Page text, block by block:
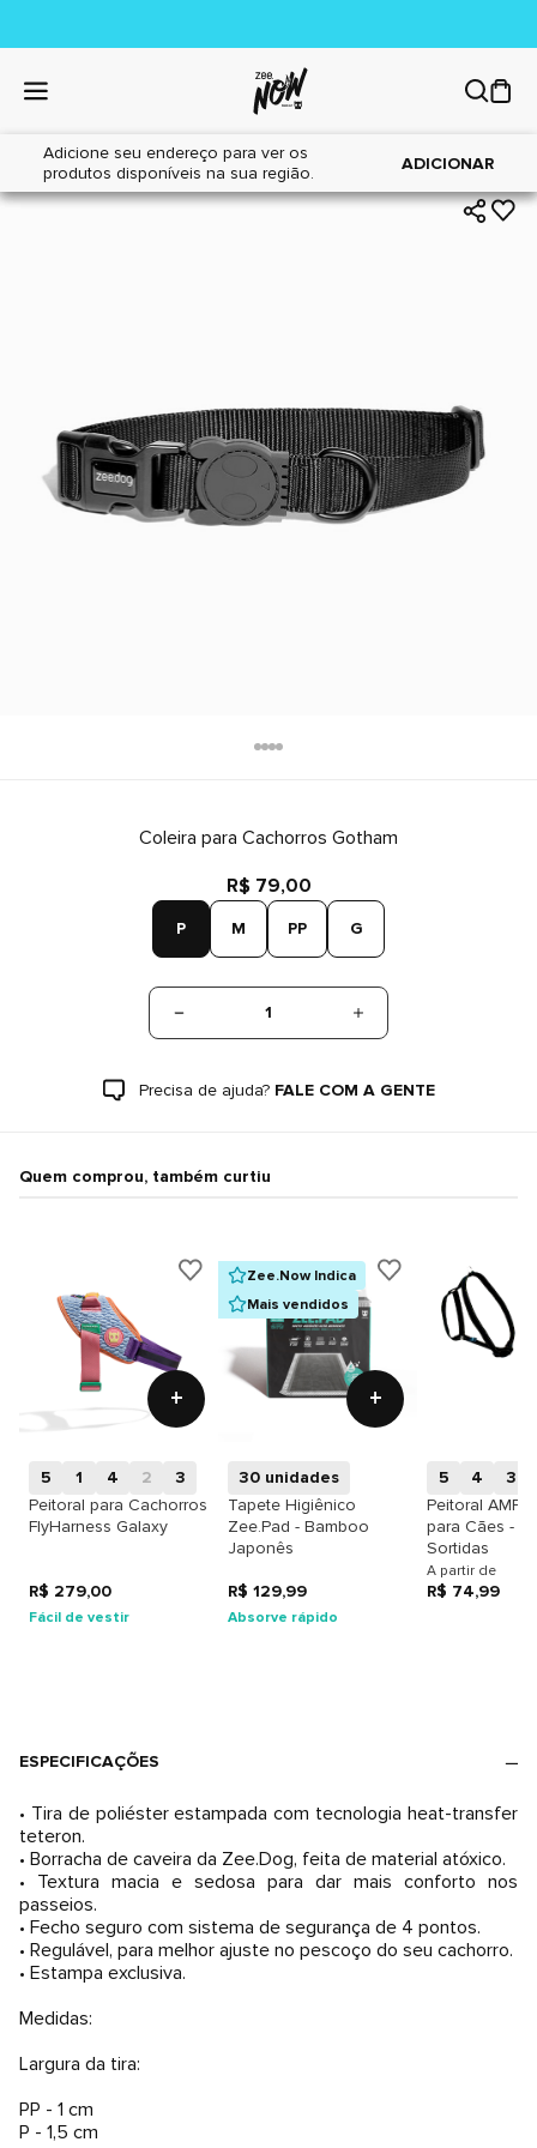
Adicione seu endereço para ver os
produtos disponíveis na sua região.
ADICIONAR
Home|Cães|Acessórios
Coleira para Cachorros Gotham
R$ 79,00
P M PP G
1
Precisa de ajuda? FALE COM A GENTE
Quem comprou, também curtiu
+
5 1 4 2
3
Peitoral para Cachorros
FlyHarness Galaxy
R$ 279,00
Fácil de vestir
Zee.Now Indica
Mais vendidos
+
30 unidades
Tapete Higiênico
Zee.Pad - Bamboo
Japonês
R$ 129,99
Absorve rápido
5 4
3
Peitoral AMF
para Cães -
Sortidas
A partir de
R$ 74,99
ESPECIFICAÇÕES
• Tira de poliéster estampada com tecnologia heat-transfer
teteron.
• Borracha de caveira da Zee.Dog, feita de material atóxico.
• Textura macia e sedosa para dar mais conforto nos
passeios.
• Fecho seguro com sistema de segurança de 4 pontos.
• Regulável, para melhor ajuste no pescoço do seu cachorro.
• Estampa exclusiva.
Medidas:
Largura da tira:
PP - 1 cm
P - 1,5 cm